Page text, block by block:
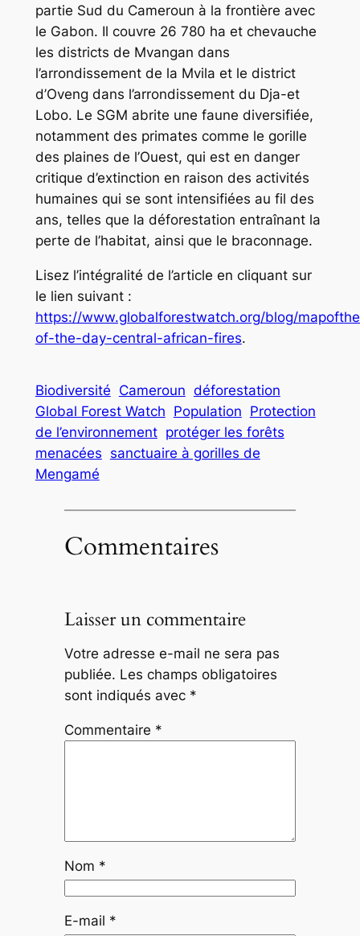
partie Sud du Cameroun à la frontière avec
le Gabon. Il couvre 26 780 ha et chevauche
les districts de Mvangan dans
l’arrondissement de la Mvila et le district
d’Oveng dans l’arrondissement du Dja-et
Lobo. Le SGM abrite une faune diversifiée,
notamment des primates comme le gorille
des plaines de l’Ouest, qui est en danger
critique d’extinction en raison des activités
humaines qui se sont intensifiées au fil des
ans, telles que la déforestation entraînant la
perte de l’habitat, ainsi que le braconnage.
Lisez l’intégralité de l’article en cliquant sur
le lien suivant :
https://www.globalforestwatch.org/blog/
of-the-day-central-african-fires.
Biodiversité Cameroun déforestation
Global Forest Watch Population Protection
de l’environnement protéger les forêts
menacées sanctuaire à gorilles de
Mengamé
Commentaires
Laisser un commentaire
Votre adresse e-mail ne sera pas
publiée. Les champs obligatoires
sont indiqués avec *
Commentaire *
Nom *
E-mail *